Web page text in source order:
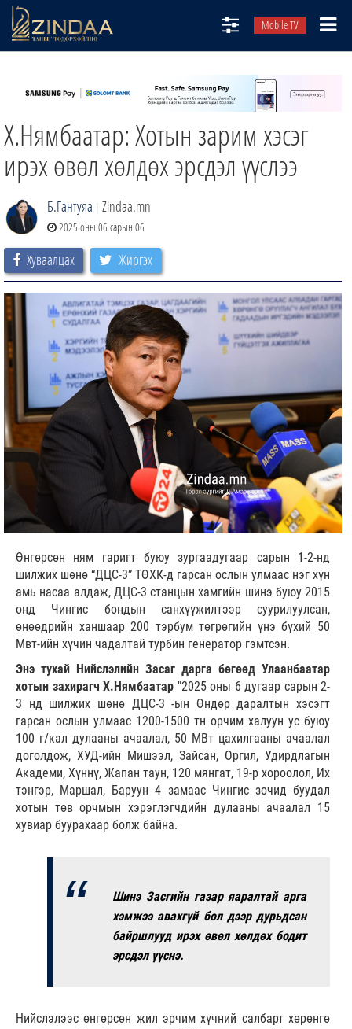
Mobile TV
ТВ8
ӨГЛӨӨНИЙ СОНИН
ЗИНДАА СЭТГҮҮЛ
Х.Нямбаатар: Хотын зарим хэсэг
ирэх өвөл хөлдөх эрсдэл үүслээ
Б.Гантуяа | Zindaa.mn
2025 оны 06 сарын 06
Хуваалцах Жиргэх
Өнгөрсөн ням гаригт буюу зургаадугаар сарын 1-2-нд
шилжих шөнө “ДЦС-3” ТӨХК-д гарсан ослын улмаас нэг хүн
амь насаа алдаж, ДЦС-3 станцын хамгийн шинэ буюу 2015
онд Чингис бондын санхүүжилтээр суурилуулсан,
өнөөдрийн ханшаар 200 тэрбум төгрөгийн үнэ бүхий 50
Мвт-ийн хүчин чадалтай турбин генератор гэмтсэн.
Энэ тухай Нийслэлийн Засаг дарга бөгөөд Улаанбаатар
хотын захирагч Х.Нямбаатар "2025 оны 6 дугаар сарын 2-
3 нд шилжих шөнө ДЦС-3 -ын Өндөр даралтын хэсэгт
гарсан ослын улмаас 1200-1500 тн орчим халуун ус буюу
100 г/кал дулааны ачаалал, 50 МВт цахилгааны ачаалал
доголдож, ХУД-ийн Мишээл, Зайсан, Оргил, Удирдлагын
Академи, Хүннү, Жапан таун, 120 мянгат, 19-р хороолол, Их
тэнгэр, Маршал, Баруун 4 замаас Чингис зочид буудал
хотын төв орчмын хэрэглэгчдийн дулааны ачаалал 15
хувиар буурахаар болж байна.
Шинэ Засгийн газар яаралтай арга
хэмжээ авахгүй бол дээр дурьдсан
байршлууд ирэх өвөл хөлдөх бодит
эрсдэл үүснэ.
Нийслэлээс өнгөрсөн жил эрчим хүчний салбарт хөрөнгө